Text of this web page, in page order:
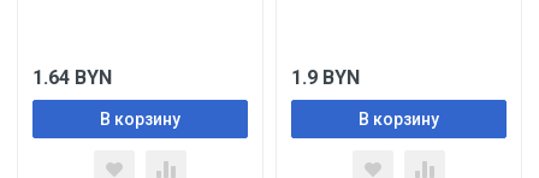
1.64 BYN
В корзину
1.9 BYN
В корзину